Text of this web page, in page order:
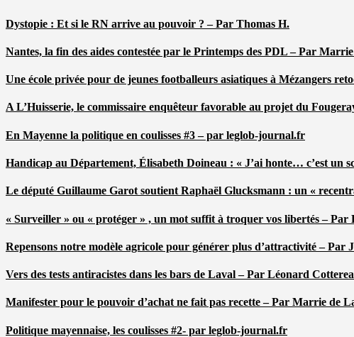
Dystopie : Et si le RN arrive au pouvoir ? – Par Thomas H.
Nantes, la fin des aides contestée par le Printemps des PDL – Par
Une école privée pour de jeunes footballeurs asiatiques à Mézangers
A L’Huisserie, le commissaire enquêteur favorable au projet du
En Mayenne la politique en coulisses #3 – par leglob-journal.fr
Handicap au Département, Élisabeth Doineau : « J’ai honte… c’est un
Le député Guillaume Garot soutient Raphaël Glucksmann : un «
« Surveiller » ou « protéger » , un mot suffit à troquer vos libertés – Par
Repensons notre modèle agricole pour générer plus d’attractivité – Par
Vers des tests antiracistes dans les bars de Laval – Par Léonard
Manifester pour le pouvoir d’achat ne fait pas recette – Par Marrie de
Politique mayennaise, les coulisses #2- par leglob-journal.fr